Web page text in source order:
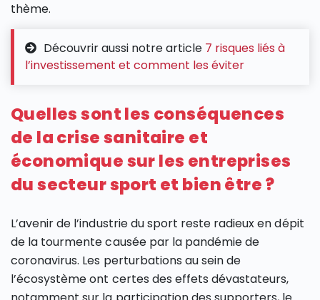
thème.
Découvrir aussi notre article 7 risques liés à
l’investissement et comment les éviter
Quelles sont les conséquences
de la crise sanitaire et
économique sur les entreprises
du secteur sport et bien être ?
L’avenir de l’industrie du sport reste radieux en dépit
de la tourmente causée par la pandémie de
coronavirus. Les perturbations au sein de
l’écosystème ont certes des effets dévastateurs,